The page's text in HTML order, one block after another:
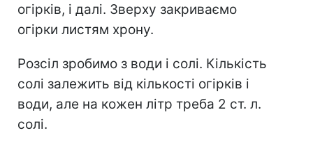
огірків, і далі. Зверху закриваємо
огірки листям хрону.
Розсіл зробимо з води і солі. Кількість
солі залежить від кількості огірків і
води, але на кожен літр треба 2 ст. л.
солі.